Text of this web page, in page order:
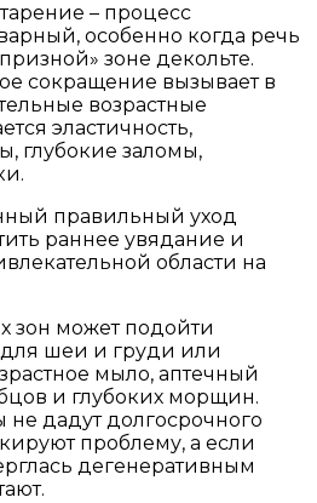
– процесс
особенно когда речь
зоне декольте.
сокращение вызывает в
возрастные
эластичность,
глубокие заломы,
правильный уход
раннее увядание и
области на
зон может подойти
шеи и груди или
мыло, аптечный
и глубоких морщин.
дадут долгосрочного
проблему, а если
дегенеративным